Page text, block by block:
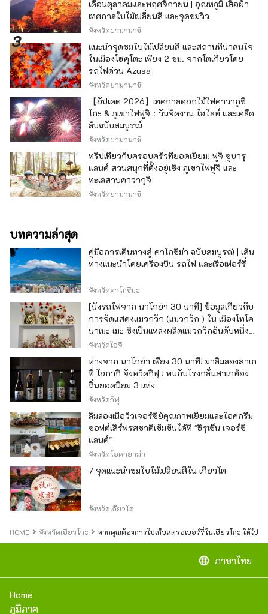
เดือนตุลาคมและพฤศจิกายน | อุณหภูมิ เสื้อผ้า
เทศกาลใบไม้เปลี่ยนสี และจุดชมวิว
จังหวัดยามานาชิ
แนะนำจุดชมใบไม้เปลี่ยนสี และสถานที่น่าสนใจ
ในเมืองโฮคุโตะ เพียง 2 ชม. จากโตเกียวโดย
รถไฟด่วน Azusa
จังหวัดยามานาชิ
【อัปเดต 2026】เทศกาลดอกไม้ไฟคาวากูชิ
โกะ & ภูเขาไฟฟูจิ：วันจัดงาน ไฮไลท์ และเคล็ด
ลับฉบับสมบูรณ์
จังหวัดยามานาชิ
ทริปเที่ยวกับครอบครัวที่ยอดเยี่ยม! ฟูจิ ซูบารุ
แลนด์ สวนสนุกที่ตั้งอยู่เชิง ภูเขาไฟฟูจิ และ
ทะเลสาบคาวากุจิ
จังหวัดยามานาชิ
บทความล่าสุด
คู่มือการเดินทางสู่ คาโกชิม่า ฉบับสมบูรณ์ | เส้น
ทางแนะนำโดยเครื่องบิน รถไฟ และเรือเฟอร์รี่
จังหวัดคาโกชิมะ
[นั่งรถไฟจาก นาโกย่า 30 นาที] ข้อมูลเกี่ยวกับ
การจัดแสดงแมวกวัก (แมวกวัก ) ใน เมืองโทโค
นาเมะ เมะ ซึ่งเป็นแหล่งผลิตแมวกวักอันดับหนึ่ง
ของญี่ปุ่น
จังหวัดไอจิ
ห่างจาก นาโกย่า เพียง 30 นาที! มาลิ้มลองสาเก
ที่ โอกากิ จังหวัดกิฟุ ! พบกับโรงกลั่นสาเกท้อง
ถิ่นยอดนิยม 3 แห่ง
จังหวัดกิฟุ
ลิ้มลองเนื้อวัวเจอร์ซีย์คุณภาพเยี่ยมและไอศกรีม
ซอฟต์เสิร์ฟรสชาติเข้มข้นได้ที่ "ฮิรุเซ็น เจอร์ซี่
แลนด์"
จังหวัดโอคายาม่า
7 จุดแนะนำชมใบไม้เปลี่ยนสีใน เกียวโต
จังหวัดเกียวโต
HOME จังหวัดเฮียวโกะ หากคุณต้องการไปเก็บสตรอเบอร์รี่ในเฮียวโกะ ให้ไป
language ภาษาไทย
Home
ภูมิภาค